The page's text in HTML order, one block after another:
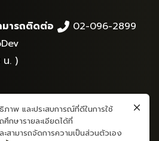
มารถติดต่อ
02-096-2899
. )
าพ และประสบการณ์ที่ดีในการใช้
กษารายละเอียดได้ที่
ะสามารถจัดการความเป็นส่วนตัวเอง